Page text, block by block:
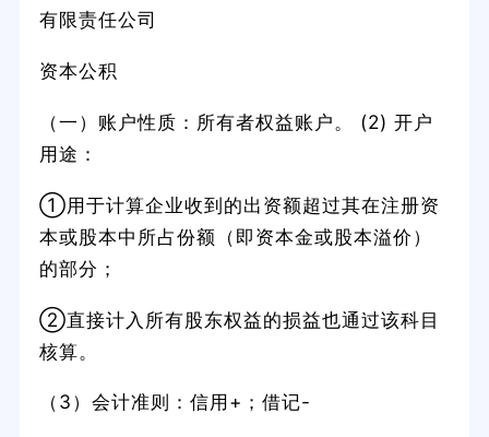
有限责任公司
资本公积
（一）账户性质：所有者权益账户。 (2) 开户
用途：
①用于计算企业收到的出资额超过其在注册资
本或股本中所占份额（即资本金或股本溢价）
的部分；
②直接计入所有股东权益的损益也通过该科目
核算。
（3）会计准则：信用+；借记-